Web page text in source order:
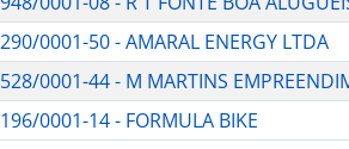
0001-50 - AMARAL ENERGY LTDA
0001-44 - M MARTINS
0001-14 - FORMULA BIKE